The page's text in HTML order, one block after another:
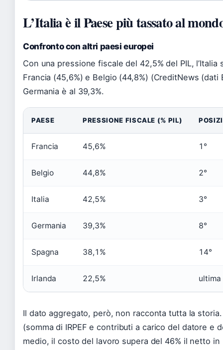
L’Italia è il Paese più tassato al
Confronto con altri paesi europei
Con una pressione fiscale del 42,5% del PIL,
Francia (45,6%) e Belgio (44,8%) (CreditNews (dati
Germania è al 39,3%.
PAESE PRESSIONE FISCALE (% PIL)
Francia 45,6% 1°
Belgio 44,8% 2°
Italia 42,5% 3°
Germania 39,3% 8°
Spagna 38,1% 14°
Irlanda 22,5% ultima
Il dato aggregato, però, non racconta tutta la
(somma di IRPEF e contributi a carico del datore e
medio, il costo del lavoro supera del 46% il netto in